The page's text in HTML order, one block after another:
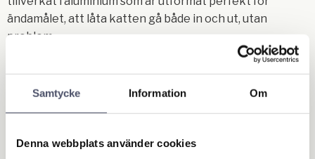
Samtycke Information Om
Denna webbplats använder cookies
ändamålet, att låta katten gå både in och ut, utan
problem.
Gångjärnet är tillverkat för att vikas totalt 180 grader
dvs. 90 grader in och 90 grader ut, perfekt för att katten
inte ska fastna.
Montering av kattluckan är väldigt enkel, eftersom
Förborrning i materialet där kattluckan ska monteras